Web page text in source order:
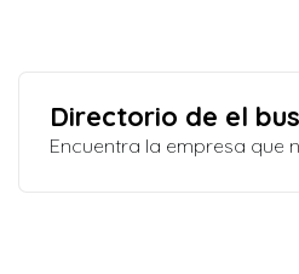
Directorio de el
Encuentra la empresa que